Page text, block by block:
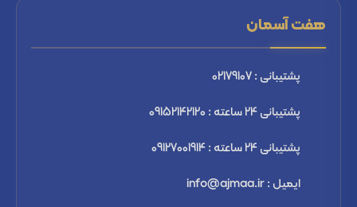
هفت آسمان
پشتیبانی : 02179107
پشتیبانی 24 ساعته : 09152142120
پشتیبانی 24 ساعته : 09127001914
ایمیل : info@ajmaa.ir